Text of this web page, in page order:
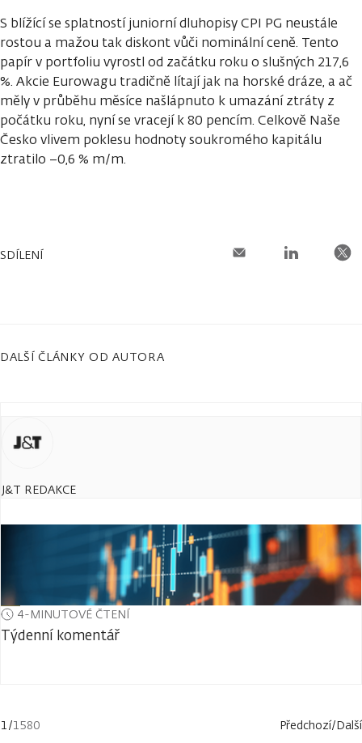
S blížící se splatností juniorní dluhopisy CPI PG neustále
rostou a mažou tak diskont vůči nominální ceně. Tento
papír v portfoliu vyrostl od začátku roku o slušných 217,6
%. Akcie Eurowagu tradičně lítají jak na horské dráze, a ač
měly v průběhu měsíce našlápnuto k umazání ztráty z
počátku roku, nyní se vracejí k 80 pencím. Celkově Naše
Česko vlivem poklesu hodnoty soukromého kapitálu
ztratilo −0,6 % m/m.
SDÍLENÍ
DALŠÍ ČLÁNKY OD AUTORA
J&T REDAKCE
4-MINUTOVÉ ČTENÍ
Týdenní komentář
1 /1580 Předchozí/Další